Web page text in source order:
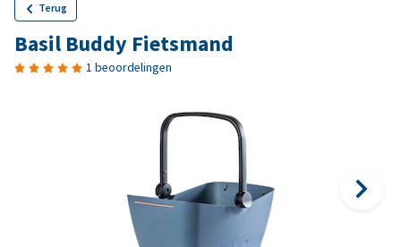
Terug
Basil Buddy Fietsmand
1 beoordelingen